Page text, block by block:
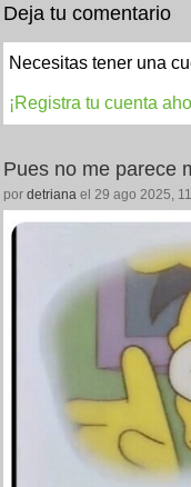
Deja tu comentario
Necesitas tener una
¡Registra tu cuenta
Pues no me parece
por detriana el 29 ago 2025,